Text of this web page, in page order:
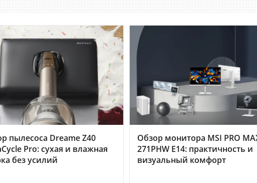
пылесоса Dreame Z40
Pro: сухая и влажная
без усилий
Обзор монитора MSI PRO
271PHW E14: практичность и
визуальный комфорт